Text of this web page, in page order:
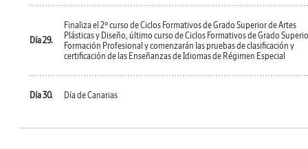
Día 29.
Finaliza el 2º curso de Ciclos Formativos de Grado Superior de Artes
Plásticas y Diseño, último curso de Ciclos Formativos de Grado
Formación Profesional y comenzarán las pruebas de clasificación y
certificación de las Enseñanzas de Idiomas de Régimen Especial
Día 30. Día de Canarias